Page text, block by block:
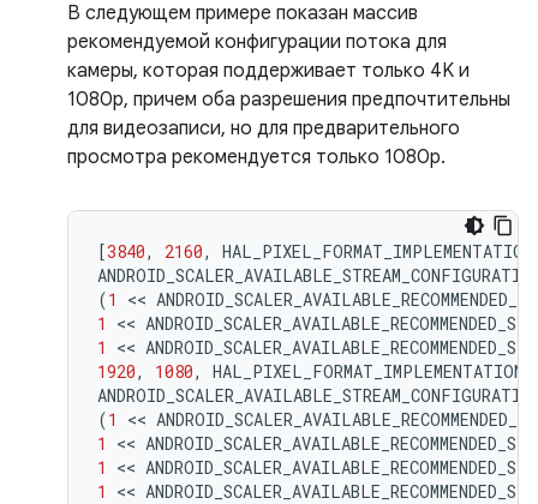
В следующем примере показан массив
рекомендуемой конфигурации потока для
камеры, которая поддерживает только 4K и
1080p, причем оба разрешения предпочтительны
для видеозаписи, но для предварительного
просмотра рекомендуется только 1080p.
[3840, 2160,
(1 <<
1
<<
1
<<
1920, 1080,
(1 <<
1
<<
1
<<
1
<<